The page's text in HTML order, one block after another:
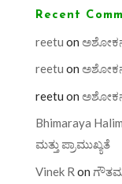
Recent
reetu on ಅಶೋಕನ
reetu on ಅಶೋಕನ
reetu on ಅಶೋಕನ
Bhimaraya
ಮತ್ತು ಪ್ರಾಮುಖ್ಯತೆ
Vinek R on ಗೌತಮ